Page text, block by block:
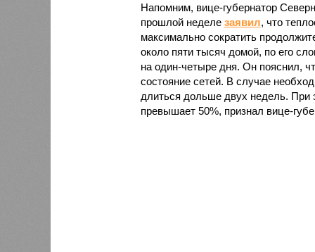
Напомним, вице-губернатор
прошлой неделе заявил, что
максимально сократить
около пяти тысяч домой, по его
на один-четыре дня. Он пояснил,
состояние сетей. В случае
длиться дольше двух недель. При
превышает 50%, признал вице-